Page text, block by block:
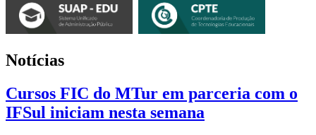
Notícias
Cursos FIC do MTur em parceria com o
IFSul iniciam nesta semana